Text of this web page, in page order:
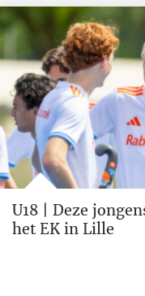
U18 | Deze
het EK in Lille